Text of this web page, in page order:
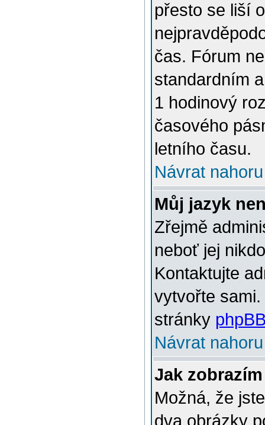
přesto se liší
čas. Fórum
standardním
1 hodinový
časového
letního času.
Návrat nahoru
Můj jazyk
Zřejmě
neboť jej
Kontaktujte
vytvořte
stránky
Návrat nahoru
Jak
Možná, že
dva obrázky